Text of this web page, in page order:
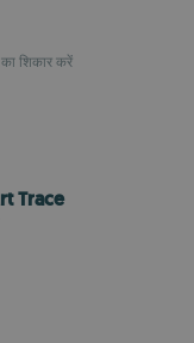
का शिकार करें
Trace